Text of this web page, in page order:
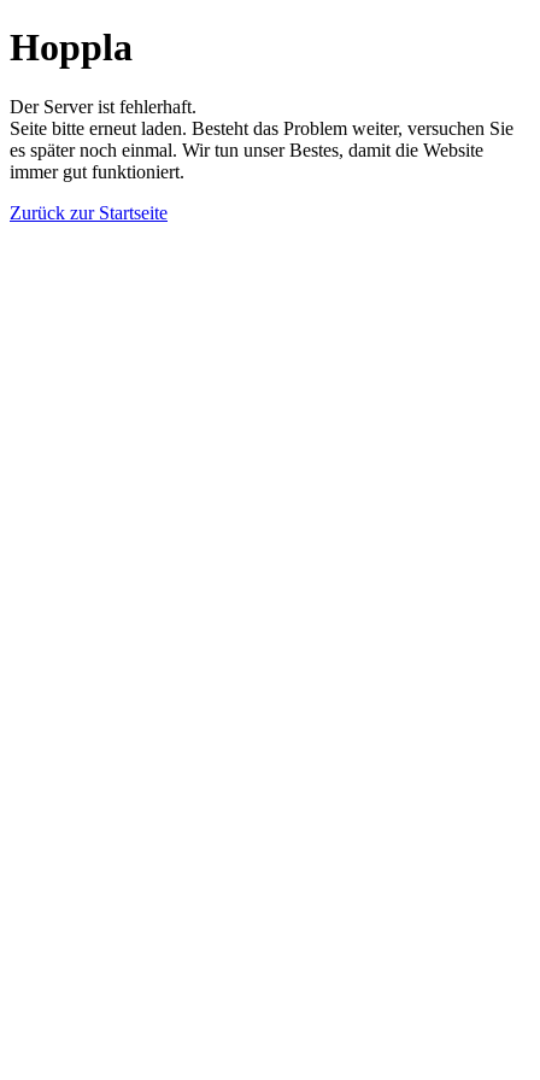
Hoppla
Der Server ist fehlerhaft.
Seite bitte erneut laden. Besteht das Problem weiter, versuchen Sie
es später noch einmal. Wir tun unser Bestes, damit die Website
immer gut funktioniert.
Zurück zur Startseite